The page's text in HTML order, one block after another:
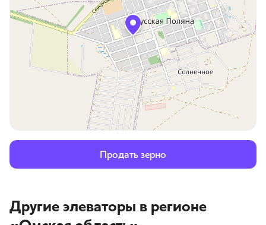
Продать зерно
Другие элеваторы в регионе